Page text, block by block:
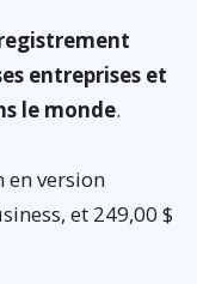
entreprises et
le monde.
en version
et 249,00 $